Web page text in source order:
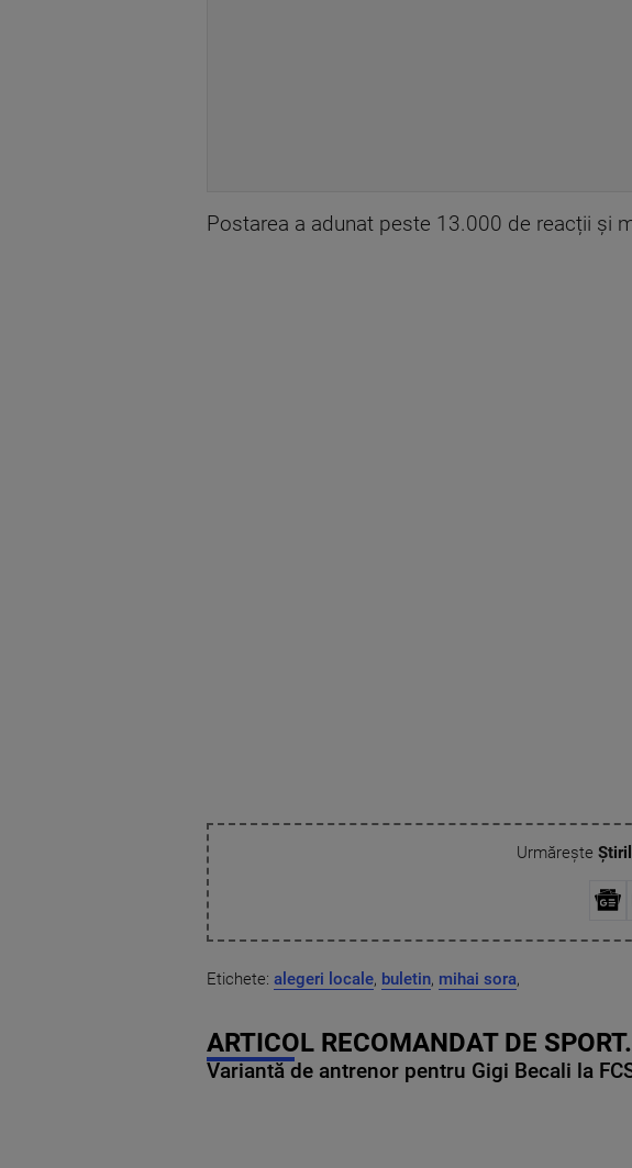
Postarea a adunat peste 13.000 de reacții și
Urmărește
Etichete: alegeri locale, buletin, mihai sora,
ARTICOL RECOMANDAT DE
Variantă de antrenor pentru Gigi Becali la